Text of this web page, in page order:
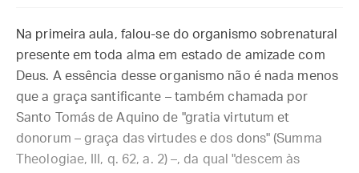
Na primeira aula, falou-se do organismo sobrenatural
presente em toda alma em estado de amizade com
Deus. A essência desse organismo não é nada menos
que a graça santificante – também chamada por
Santo Tomás de Aquino de "gratia virtutum et
donorum – graça das virtudes e dos dons" (Summa
Theologiae, III, q. 62, a. 2) –, da qual "descem às